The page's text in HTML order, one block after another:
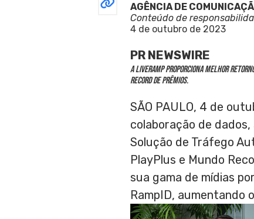
AGÊNCIA DE
Conteúdo de
4 de outubro de 2023
PR NEWSWIRE
A LiveRamp proporciona melhor
Record de Prêmios.
SÃO PAULO, 4 de
colaboração de
Solução de Tráfego
PlayPlus e Mundo
sua gama de mídias
RampID, aumentando